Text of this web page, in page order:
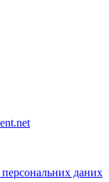
персональних даних